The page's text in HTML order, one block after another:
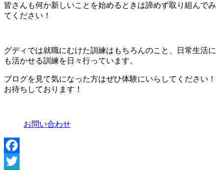
皆さんも何か新しいことを始めるときは諦めず取り組んでみ
てください！
グディでは就職にむけた訓練はもちろんのこと、日常生活に
も活かせる訓練を日々行っています。
ブログを見て気になった方はぜひ体験にいらしてください！
お待ちしております！
お問い合わせ
Facebook